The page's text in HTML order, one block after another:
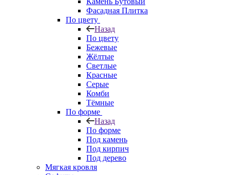
Фасадная Плитка
По цвету
Назад
По цвету
Бежевые
Жёлтые
Светлые
Красные
Серые
Комби
Тёмные
По форме
Назад
По форме
Под камень
Под кирпич
Под дерево
Мягкая кровля